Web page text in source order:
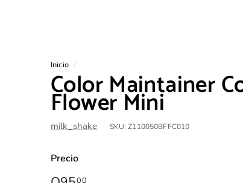
Inicio /
Color Maintainer
Flower Mini
milk_shake SKU:Z110050BFFC010
Precio
Precio00